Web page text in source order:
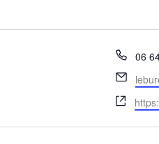
06
Email
Site
web